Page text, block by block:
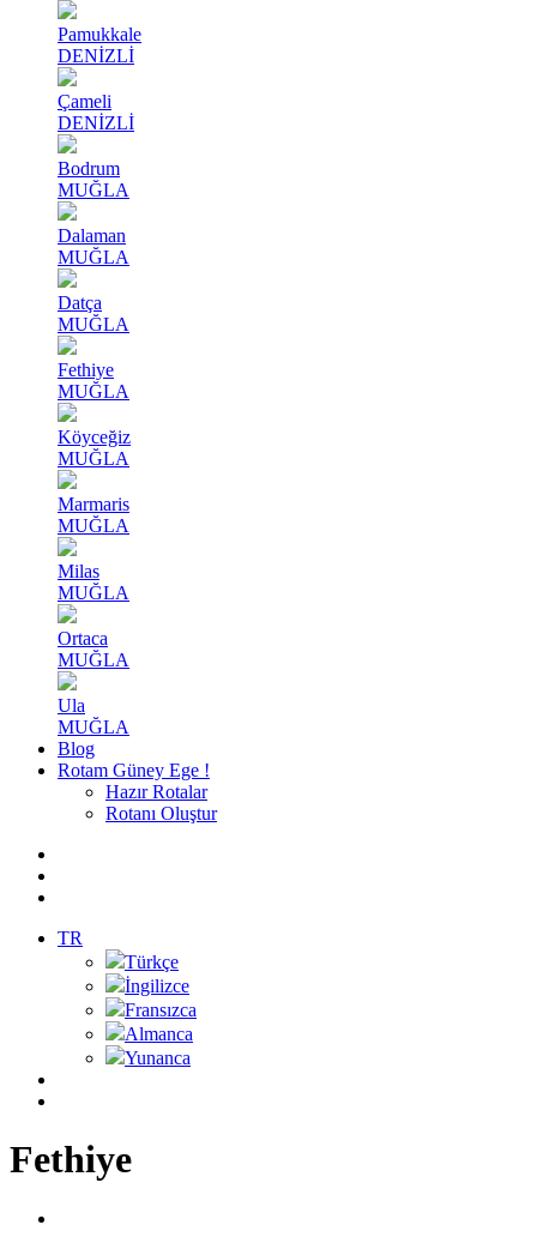
Pamukkale
DENİZLİ
Çameli
DENİZLİ
Bodrum
MUĞLA
Dalaman
MUĞLA
Datça
MUĞLA
Fethiye
MUĞLA
Köyceğiz
MUĞLA
Marmaris
MUĞLA
Milas
MUĞLA
Ortaca
MUĞLA
Ula
MUĞLA
Blog
Rotam Güney Ege !
Hazır Rotalar
Rotanı Oluştur
TR
Türkçe
İngilizce
Fransızca
Almanca
Yunanca
Fethiye